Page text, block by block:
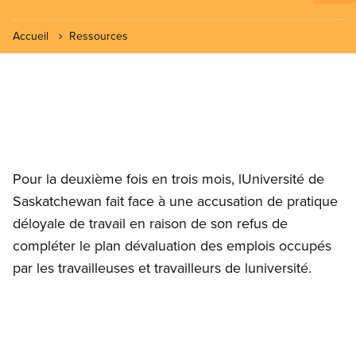
Accueil Ressources
Pour la deuxième fois en trois mois, lUniversité de
Saskatchewan fait face à une accusation de pratique
déloyale de travail en raison de son refus de
compléter le plan dévaluation des emplois occupés
par les travailleuses et travailleurs de luniversité.